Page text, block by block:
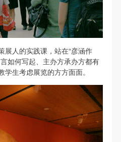
展人的实践课，站在“彦涵作
如何写起、主办方承办方都有
生考虑展览的方方面面。
保险。活动中一旦出现事
人及美术馆将不承担人身
援助的义务。参加活动的
施救援工作，但对事故本
济责任。参加本次活动者
关连带责任。
应主动遵守美术馆活动秩
、展览、馆藏艺术作品及
因个人原因造成美术馆场
保险。活动中一旦出现事
人及美术馆将不承担人身
援助的义务。参加活动的
施救援工作，但对事故本
济责任。参加本次活动者
关连带责任。
应主动遵守美术馆活动秩
、展览、馆藏艺术作品及
因个人原因造成美术馆场
保险。活动中一旦出现事
人及美术馆将不承担人身
援助的义务。参加活动的
施救援工作，但对事故本
济责任。参加本次活动者
关连带责任。
应主动遵守美术馆活动秩
、展览、馆藏艺术作品及
因个人原因造成美术馆场